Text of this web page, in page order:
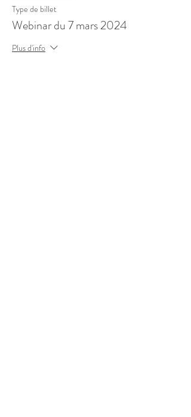
Type de billet
Webinar du 7 mars 2024
Plus d'info